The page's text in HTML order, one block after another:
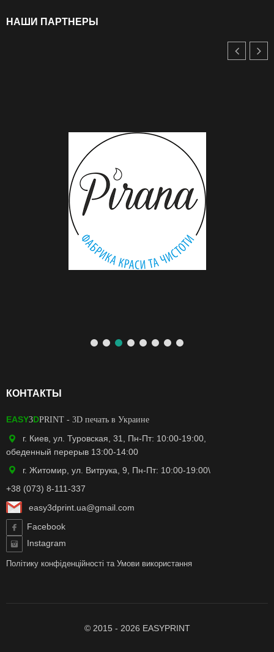
НАШИ ПАРТНЕРЫ
КОНТАКТЫ
EASY3DPRINT - 3D печать в Украине
г. Киев, ул. Туровская, 31, Пн-Пт: 10:00-19:00,
обеденный перерыв 13:00-14:00
г. Житомир, ул. Витрука, 9, Пн-Пт: 10:00-19:00\
+38 (073) 8-111-337
easy3dprint.ua@gmail.com
Facebook
Instagram
Політику конфіденційності та Умови використання
© 2015 - 2026 EASYPRINT